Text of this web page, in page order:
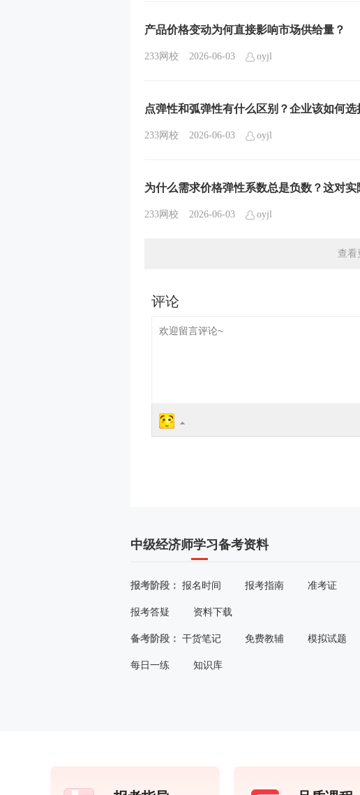
产品价格变动为何直接影响市场供给量？
233网校 2026-06-03 oyjl
点弹性和弧弹性有什么区别？企业该如何选
233网校 2026-06-03 oyjl
为什么需求价格弹性系数总是负数？这对实
233网校 2026-06-03 oyjl
查看
中级经济师学习备考资料
报考阶段： 报名时间 报考指南 准考证
报考答疑 资料下载
备考阶段： 干货笔记 免费教辅 模拟试题
每日一练 知识库